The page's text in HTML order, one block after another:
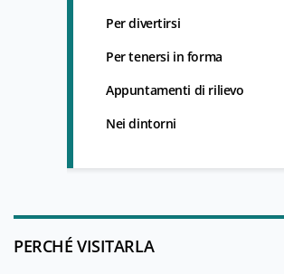
Per divertirsi
Per tenersi in forma
Appuntamenti di rilievo
Nei dintorni
PERCHÉ VISITARLA